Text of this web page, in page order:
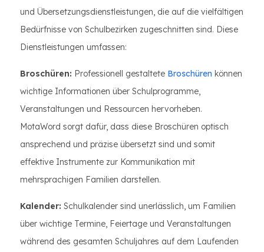
und Übersetzungsdienstleistungen, die auf die vielfältigen
Bedürfnisse von Schulbezirken zugeschnitten sind. Diese
Dienstleistungen umfassen:
Broschüren: Professionell gestaltete Broschüren können
wichtige Informationen über Schulprogramme,
Veranstaltungen und Ressourcen hervorheben.
MotaWord sorgt dafür, dass diese Broschüren optisch
ansprechend und präzise übersetzt sind und somit
effektive Instrumente zur Kommunikation mit
mehrsprachigen Familien darstellen.
Kalender: Schulkalender sind unerlässlich, um Familien
über wichtige Termine, Feiertage und Veranstaltungen
während des gesamten Schuljahres auf dem Laufenden